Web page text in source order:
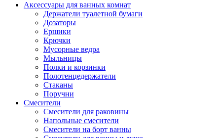
Аксессуары для ванных комнат
Держатели туалетной бумаги
Дозаторы
Ершики
Крючки
Мусорные ведра
Мыльницы
Полки и корзинки
Полотенцедержатели
Стаканы
Поручни
Смесители
Смесители для раковины
Напольные смесители
Смесители на борт ванны